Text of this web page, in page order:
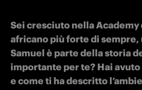
Sei cresciuto nella
africano più forte di
Samuel è parte della storia
importante per te? Hai
e come ti ha descritto